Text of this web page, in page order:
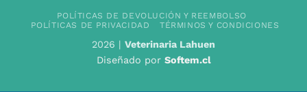
POLÍTICAS DE DEVOLUCIÓN Y REEMBOLSO
POLÍTICAS DE PRIVACIDAD
TÉRMINOS Y CONDICIONES
2026 | Veterinaria Lahuen
Diseñado por Softem.cl